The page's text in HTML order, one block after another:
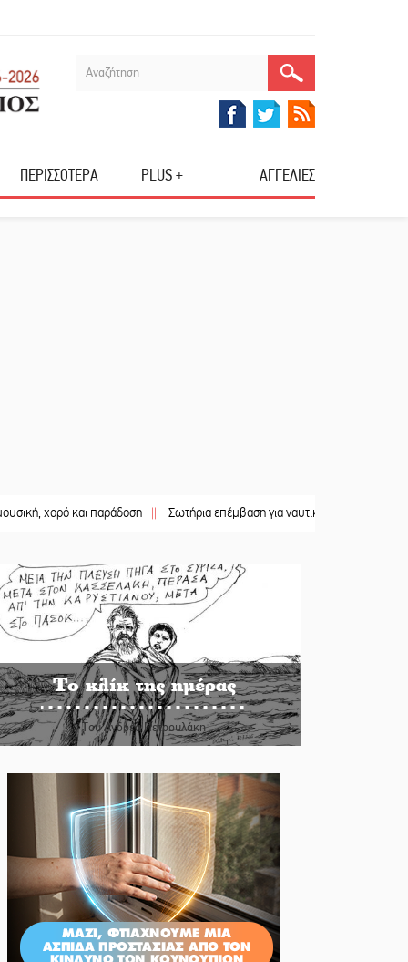
ΠΕΡΙΣΣΟΤΕΡΑ PLUS + ΑΓΓΕΛΙΕΣ
και παράδοση || Σωτήρια επέμβαση για ναυτικό ανοιχτά του Γυθείου
Το κλίκ της ημέρας
Του Ανδρέα Πετρουλάκη